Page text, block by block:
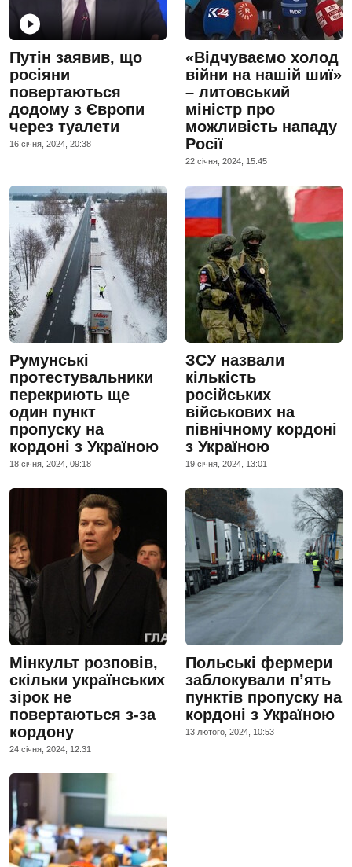
Путін заявив, що
росіяни
повертаються
додому з Європи
через туалети
16 сiчня, 2024, 20:38
«Відчуваємо холод
війни на нашій шиї»
– литовський
міністр про
можливість нападу
Росії
22 сiчня, 2024, 15:45
Румунські
протестувальники
перекриють ще
один пункт
пропуску на
кордоні з Україною
18 сiчня, 2024, 09:18
ЗСУ назвали
кількість
російських
військових на
північному кордоні
з Україною
19 сiчня, 2024, 13:01
Мінкульт розповів,
скільки українських
зірок не
повертаються з-за
кордону
24 сiчня, 2024, 12:31
Польські фермери
заблокували п’ять
пунктів пропуску на
кордоні з Україною
13 лютого, 2024, 10:53